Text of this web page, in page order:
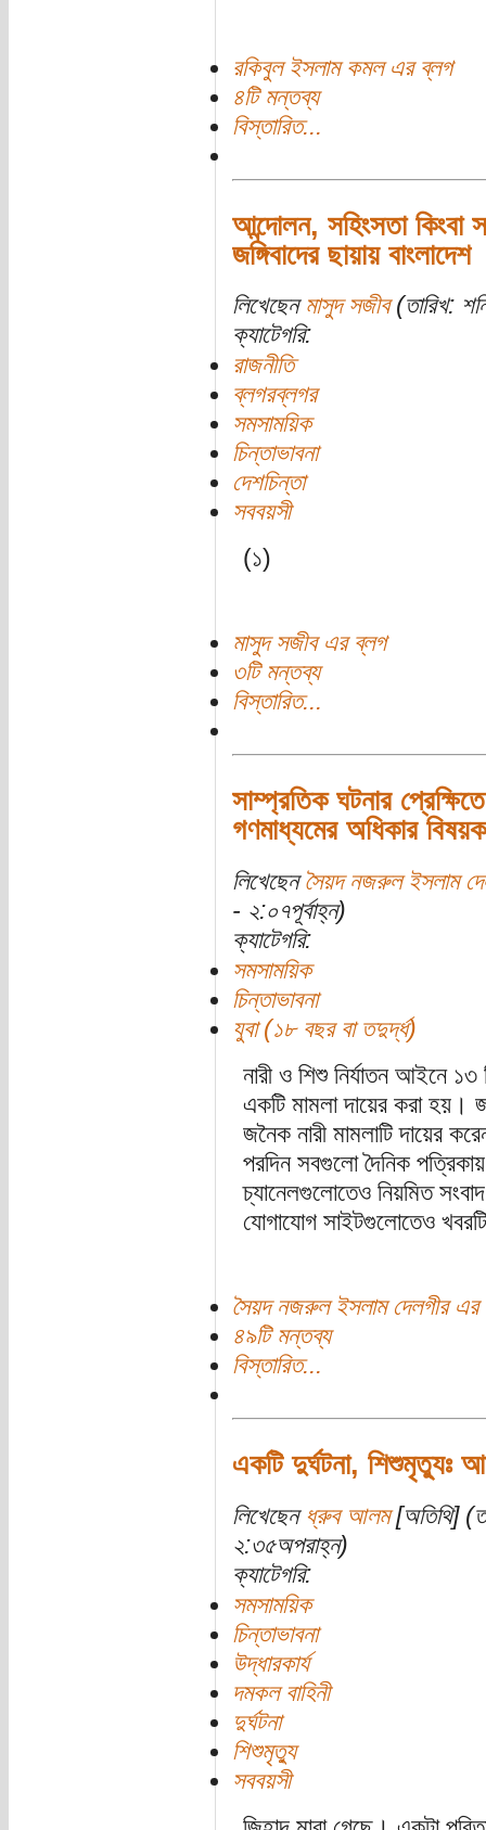
রকিবুল ইসলাম কমল এর ব্লগ
৪টি মন্তব্য
বিস্তারিত...
আন্দোলন, সহিংসতা কিংবা
জঙ্গিবাদের ছায়ায় বাংলাদেশ
লিখেছেন মাসুদ সজীব(তারিখ:
ক্যাটেগরি:
রাজনীতি
ব্লগরব্লগর
সমসাময়িক
চিন্তাভাবনা
দেশচিন্তা
সববয়সী
(১)
মাসুদ সজীব এর ব্লগ
৩টি মন্তব্য
বিস্তারিত...
সাম্প্রতিক ঘটনার
গণমাধ্যমের অধিকার বিষয়ক
লিখেছেনসৈয়দ নজরুল ইসলাম
- ২:০৭পূর্বাহ্ন)
ক্যাটেগরি:
সমসাময়িক
চিন্তাভাবনা
যুবা (১৮ বছর বা তদুর্দ্ধ)
নারী ও শিশু নির্যাতন আইনে
একটি মামলা দায়ের করা হয়।
জনৈক নারী মামলাটি দায়ের
পরদিন সবগুলো দৈনিক
চ্যানেলগুলোতেও নিয়মিত
যোগাযোগ সাইটগুলোতেও
সৈয়দ নজরুল ইসলাম দেলগীর এর
৪৯টি মন্তব্য
বিস্তারিত...
একটি দুর্ঘটনা, শিশুমৃত্যুঃ
লিখেছেন ধ্রুব আলম[অতিথি]
২:৩৫অপরাহ্ন)
ক্যাটেগরি:
সমসাময়িক
চিন্তাভাবনা
উদ্ধারকার্য
দমকল বাহিনী
দুর্ঘটনা
শিশুমৃত্যু
সববয়সী